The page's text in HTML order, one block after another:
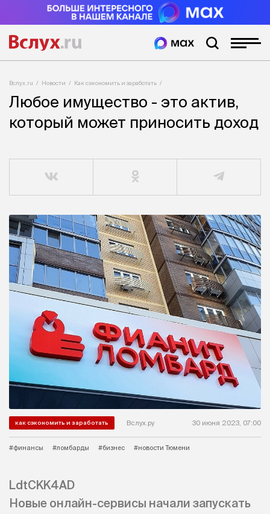
Вслух.ru Новости Как сэкономить и заработать
Любое имущество - это актив,
который может приносить доход
как сэкономить и заработать Вслух.ру 30 июня 2023, 07:00
#финансы #ломбарды #бизнес #новости Тюмени
LdtCKK4AD
Новые онлайн-сервисы начали запускать